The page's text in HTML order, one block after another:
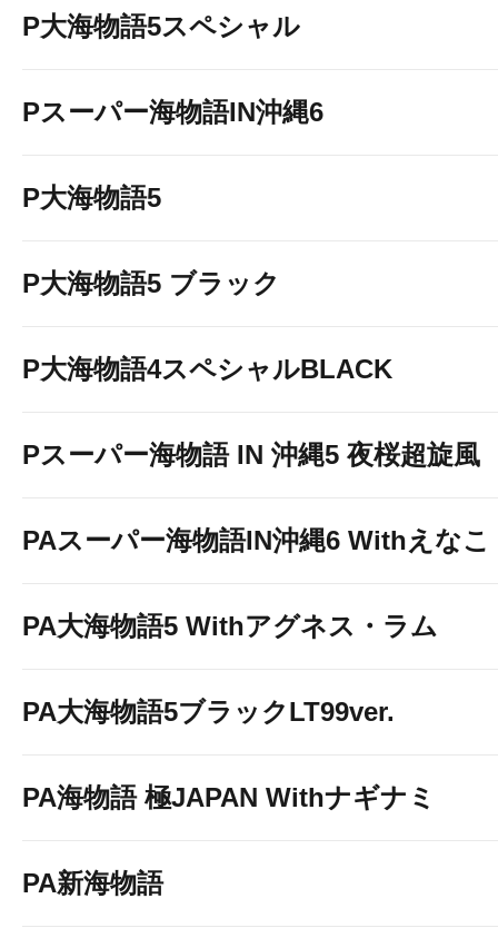
P大海物語5スペシャル
Pスーパー海物語IN沖縄6
P大海物語5
P大海物語5 ブラック
P大海物語4スペシャルBLACK
Pスーパー海物語 IN 沖縄5 夜桜超旋風
PAスーパー海物語IN沖縄6 Withえなこ
PA大海物語5 Withアグネス・ラム
PA大海物語5ブラックLT99ver.
PA海物語 極JAPAN Withナギナミ
PA新海物語